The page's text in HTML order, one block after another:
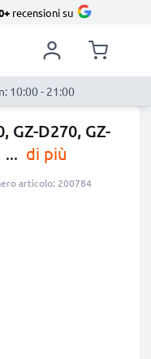
recensioni su
10:00 - 21:00
GZ-D270, GZ-
... di più
articolo: 200784